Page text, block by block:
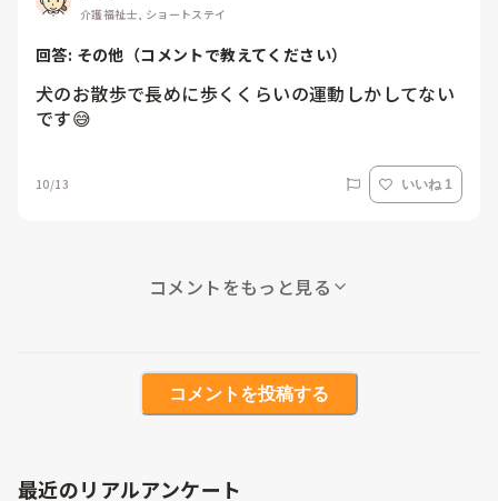
介護福祉士, ショートステイ
回答: その他（コメントで教えてください）
犬のお散歩で長めに歩くくらいの運動しかしてない
です😅
10/13 いいね 1
コメントをもっと見る
コメントを投稿する
最近のリアルアンケート